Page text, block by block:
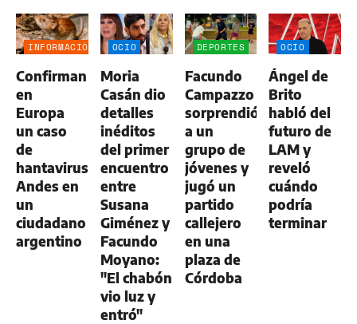
INFORMACIÓN
Confirman
en
Europa
un caso
de
hantavirus
Andes en
un
ciudadano
argentino
OCIO
Moria
Casán dio
detalles
inéditos
del primer
encuentro
entre
Susana
Giménez y
Facundo
Moyano:
"El chabón
vio luz y
entró"
DEPORTES
Facundo
Campazzo
sorprendió
a un
grupo de
jóvenes y
jugó un
partido
callejero
en una
plaza de
Córdoba
OCIO
Ángel de
Brito
habló del
futuro de
LAM y
reveló
cuándo
podría
terminar